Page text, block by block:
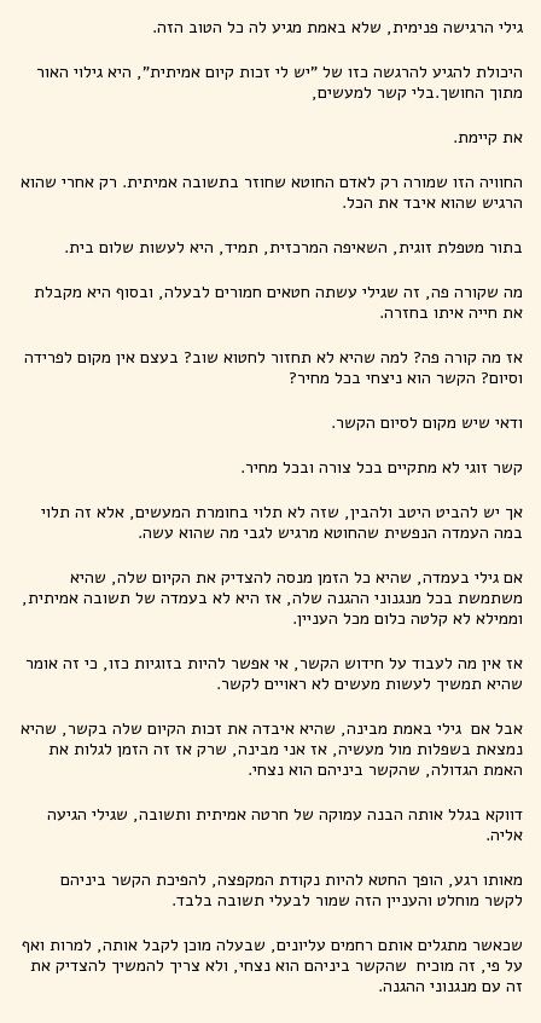
גילי הרגישה פנימית, שלא באמת מגיע לה כל הטוב הזה.
היכולת להגיע להרגשה כזו של "יש לי זכות קיום אמיתית", היא גילוי האור
מתוך החושך.בלי קשר למעשים,
את קיימת.
החוויה הזו שמורה רק לאדם החוטא שחוזר בתשובה אמיתית. רק אחרי שהוא
הרגיש שהוא איבד את הכל.
בתור מטפלת זוגית, השאיפה המרכזית, תמיד, היא לעשות שלום בית.
מה שקורה פה, זה שגילי עשתה חטאים חמורים לבעלה, ובסוף היא מקבלת
את חייה איתו בחזרה.
אז מה קורה פה? למה שהיא לא תחזור לחטוא שוב? בעצם אין מקום לפרידה
וסיום? הקשר הוא ניצחי בכל מחיר?
ודאי שיש מקום לסיום הקשר.
קשר זוגי לא מתקיים בכל צורה ובכל מחיר.
אך יש להביט היטב ולהבין, שזה לא תלוי בחומרת המעשים, אלא זה תלוי
במה העמדה הנפשית שהחוטא מרגיש לגבי מה שהוא עשה.
אם גילי בעמדה, שהיא כל הזמן מנסה להצדיק את הקיום שלה, שהיא
משתמשת בכל מנגנוני ההגנה שלה, אז היא לא בעמדה של תשובה אמיתית,
וממילא לא קלטה כלום מכל העניין.
אז אין מה לעבוד על חידוש הקשר, אי אפשר להיות בזוגיות כזו, כי זה אומר
שהיא תמשיך לעשות מעשים לא ראויים לקשר.
אבל אם גילי באמת מבינה, שהיא איבדה את זכות הקיום שלה בקשר, שהיא
נמצאת בשפלות מול מעשיה, אז אני מבינה, שרק אז זה הזמן לגלות את
האמת הגדולה, שהקשר ביניהם הוא נצחי.
דווקא בגלל אותה הבנה עמוקה של חרטה אמיתית ותשובה, שגילי הגיעה
אליה.
מאותו רגע, הופך החטא להיות נקודת המקפצה, להפיכת הקשר ביניהם
לקשר מוחלט והעניין הזה שמור לבעלי תשובה בלבד.
שכאשר מתגלים אותם רחמים עליונים, שבעלה מוכן לקבל אותה, למרות ואף
על פי, זה מוכיח שהקשר ביניהם הוא נצחי, ולא צריך להמשיך להצדיק את
זה עם מנגנוני ההגנה.